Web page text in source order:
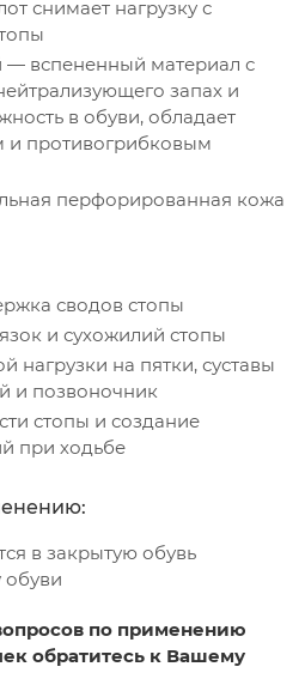
снимает нагрузку с
— вспененный материал с
запах и
в обуви, обладает
и противогрибковым
перфорированная кожа
сводов стопы
и сухожилий стопы
нагрузки на пятки, суставы
и позвоночник
стопы и создание
при ходьбе
в закрытую обувь
обуви
по применению
обратитесь к Вашему